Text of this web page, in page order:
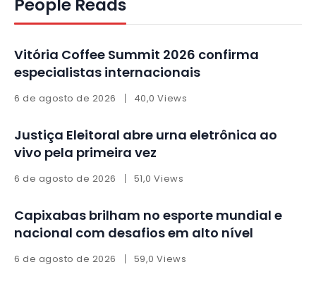
People Reads
Vitória Coffee Summit 2026 confirma
especialistas internacionais
6 de agosto de 2026 40,0 Views
Justiça Eleitoral abre urna eletrônica ao
vivo pela primeira vez
6 de agosto de 2026 51,0 Views
Capixabas brilham no esporte mundial e
nacional com desafios em alto nível
6 de agosto de 2026 59,0 Views